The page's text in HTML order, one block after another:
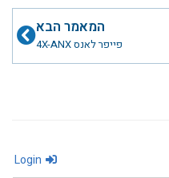
המאמר הבא
פייפר לאנס 4X-ANX
הבא